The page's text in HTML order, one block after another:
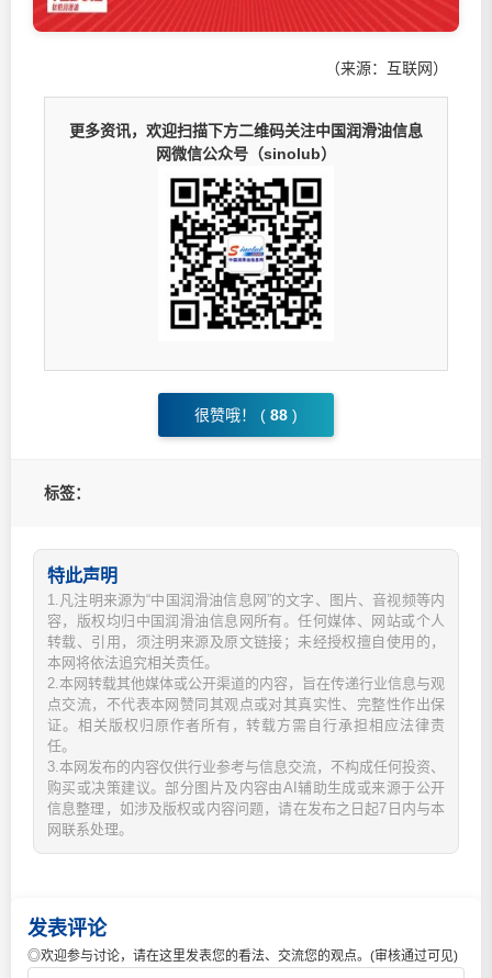
（来源：互联网）
更多资讯，欢迎扫描下方二维码关注中国润滑油信息
网微信公众号（sinolub）
很赞哦！ ( 88 )
标签：
特此声明
1.凡注明来源为“中国润滑油信息网”的文字、图片、音视频等内
容，版权均归中国润滑油信息网所有。任何媒体、网站或个人
转载、引用，须注明来源及原文链接；未经授权擅自使用的，
本网将依法追究相关责任。
2.本网转载其他媒体或公开渠道的内容，旨在传递行业信息与观
点交流，不代表本网赞同其观点或对其真实性、完整性作出保
证。相关版权归原作者所有，转载方需自行承担相应法律责
任。
3.本网发布的内容仅供行业参考与信息交流，不构成任何投资、
购买或决策建议。部分图片及内容由AI辅助生成或来源于公开
信息整理，如涉及版权或内容问题，请在发布之日起7日内与本
网联系处理。
发表评论
◎欢迎参与讨论，请在这里发表您的看法、交流您的观点。(审核通过可见)